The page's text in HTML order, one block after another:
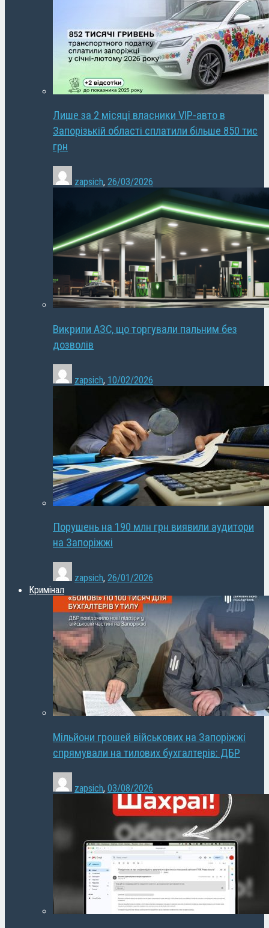
Лише за 2 місяці власники VIP-авто в
Запорізькій області сплатили більше 850 тис
грн
zapsich, 26/03/2026
Викрили АЗС, що торгували пальним без
дозволів
zapsich, 10/02/2026
Порушень на 190 млн грн виявили аудитори
на Запоріжжі
zapsich, 26/01/2026
Кримінал
Мільйони грошей військових на Запоріжжі
спрямували на тилових бухгалтерів: ДБР
zapsich, 03/08/2026